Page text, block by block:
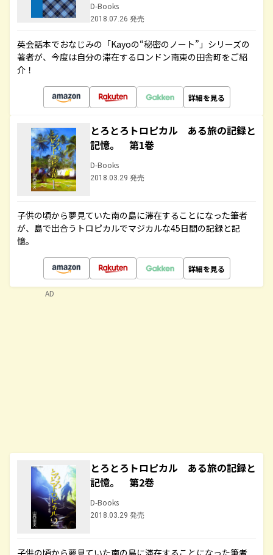
D-Books
2018.07.26 発売
英会話本でおなじみの「Kayoの“秘密のノート”」シリーズの
著者が、今度は自分の滞在するロンドン南東の田舎町をご紹
介！
詳細を見る
とろとろトロピカル ある旅の記録と
記憶。 第1巻
D-Books
2018.03.29 発売
子供の頃から夢見ていた南の島に滞在することになった筆者
が、島で出合うトロピカルでマジカルな45日間の記録と記
憶。
詳細を見る
とろとろトロピカル ある旅の記録と
記憶。 第2巻
D-Books
2018.03.29 発売
子供の頃から夢見ていた南の島に滞在することになった筆者
AD